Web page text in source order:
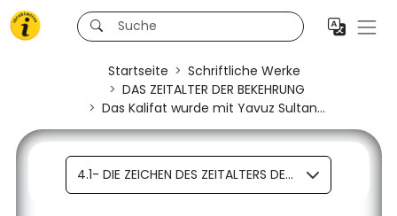
Startseite
Schriftliche Werke
DAS ZEITALTER DER BEKEHRUNG
Das Kalifat wurde mit Yavuz Sultan...
4.1- DIE ZEICHEN DES ZEITALTERS DER BEKEHRUNG, WELCHES DIE ZEIT DES MEHDI (FRIEDE SEI AUF IHM) IST, EREIGNEN SICH NACHEINANDER